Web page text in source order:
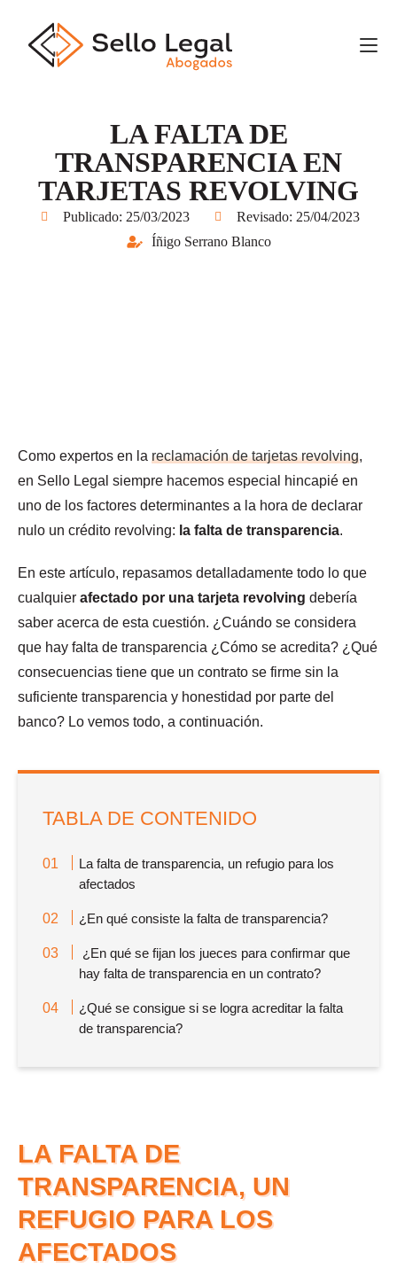
LA FALTA DE
TRANSPARENCIA EN
TARJETAS REVOLVING
Publicado: 25/03/2023
Revisado: 25/04/2023
Íñigo Serrano Blanco
Como expertos en la reclamación de tarjetas revolving,
en Sello Legal siempre hacemos especial hincapié en
uno de los factores determinantes a la hora de declarar
nulo un crédito revolving: la falta de transparencia.
En este artículo, repasamos detalladamente todo lo que
cualquier afectado por una tarjeta revolving debería
saber acerca de esta cuestión. ¿Cuándo se considera
que hay falta de transparencia ¿Cómo se acredita? ¿Qué
consecuencias tiene que un contrato se firme sin la
suficiente transparencia y honestidad por parte del
banco? Lo vemos todo, a continuación.
TABLA DE CONTENIDO
La falta de transparencia, un refugio para los
afectados
¿En qué consiste la falta de transparencia?
¿En qué se fijan los jueces para confirmar que
hay falta de transparencia en un contrato?
¿Qué se consigue si se logra acreditar la falta
de transparencia?
LA FALTA DE
TRANSPARENCIA, UN
REFUGIO PARA LOS
AFECTADOS